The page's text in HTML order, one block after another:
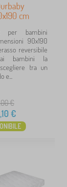
cm
per bambini
90x190
reversibile
bambini la
tra un
e...
€
€